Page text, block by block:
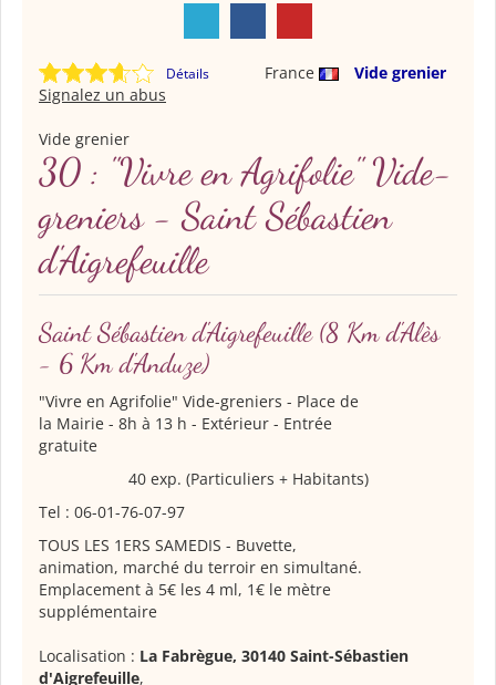
Détails France
Vide grenier
Signalez un abus
Vide grenier
30 : "Vivre en Agrifolie" Vide-
greniers - Saint Sébastien
d'Aigrefeuille
Saint Sébastien d'Aigrefeuille (8 Km d'Alès
- 6 Km d'Anduze)
"Vivre en Agrifolie" Vide-greniers - Place de
la Mairie - 8h à 13 h - Extérieur - Entrée
gratuite
40 exp. (Particuliers + Habitants)
Tel : 06-01-76-07-97
TOUS LES 1ERS SAMEDIS - Buvette,
animation, marché du terroir en simultané.
Emplacement à 5€ les 4 ml, 1€ le mètre
supplémentaire
Localisation : La Fabrègue, 30140 Saint-Sébastien
d'Aigrefeuille,